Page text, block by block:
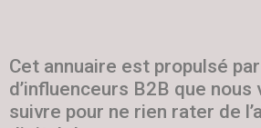
Cet annuaire est propulsé
d’influenceurs B2B que nous
suivre pour ne rien rater de